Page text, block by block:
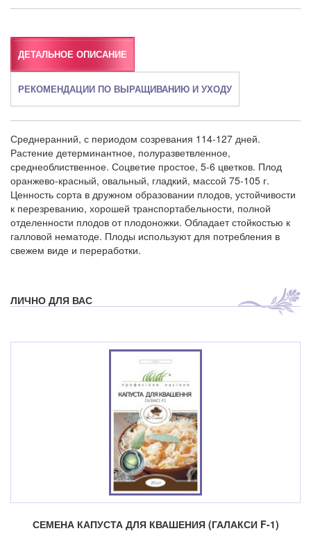
ДЕТАЛЬНОЕ ОПИСАНИЕ
РЕКОМЕНДАЦИИ ПО ВЫРАЩИВАНИЮ И УХОДУ
Среднеранний, с периодом созревания 114-127 дней.
Растение детерминантное, полуразветвленное,
среднеоблиственное. Соцветие простое, 5-6 цветков. Плод
оранжево-красный, овальный, гладкий, массой 75-105 г.
Ценность сорта в дружном образовании плодов, устойчивости
к перезреванию, хорошей транспортабельности, полной
отделенности плодов от плодоножки. Обладает стойкостью к
галловой нематоде. Плоды используют для потребления в
свежем виде и переработки.
ЛИЧНО ДЛЯ ВАС
СЕМЕНА КАПУСТА ДЛЯ КВАШЕНИЯ (ГАЛАКСИ F-1)